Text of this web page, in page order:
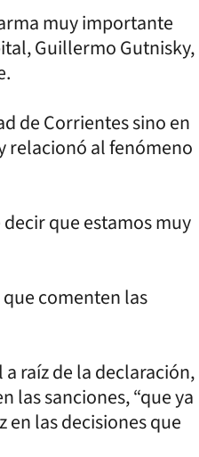
muy importante
Guillermo Gutnisky,
de Corrientes sino en
relacionó al fenómeno
que estamos muy
comenten las
raíz de la declaración,
las sanciones, “que ya
en las decisiones que